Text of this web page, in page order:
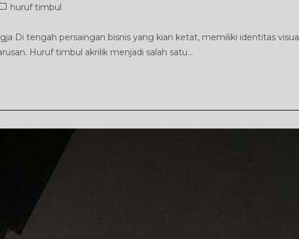
huruf timbul
Di tengah persaingan bisnis yang kian ketat, memiliki identitas visual
Huruf timbul akrilik menjadi salah satu…